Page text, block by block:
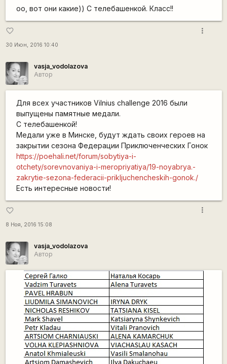
оо, вот они какие)) С телебашенкой. Класс!!
favorite_border
30 Июн, 2016 10:40
more_vert
vasja_vodolazova
Автор
Для всех участников Vilnius challenge 2016 были
выпущены памятные медали.
С телебашенкой!
Медали уже в Минске, будут ждать своих героев на
закрытии сезона Федерации Приключенческих Гонок
https://poehali.net/forum/sobytiya-i-
otchety/sorevnovaniya-i-meropriyatiya/19-noyabrya.-
zakrytie-sezona-federacii-prikljuchencheskih-gonok./
Есть интересные новости!
favorite_border
8 Ноя, 2016 15:08
more_vert
vasja_vodolazova
Автор